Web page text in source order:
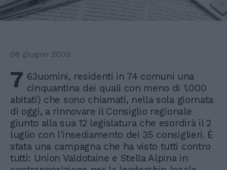
08 giugno 2003
7 63uomini, residenti in 74 comuni una
cinquantina dei quali con meno di 1.000
abitati) che sono chiamati, nella sola giornata
di oggi, a rinnovare il Consiglio regionale
giunto alla sua 12 legislatura che esordirà il 2
luglio con l'insediamento dei 35 consiglieri. È
stata una campagna che ha visto tutti contro
tutti: Union Valdotaine e Stella Alpina in